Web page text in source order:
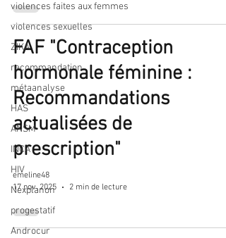
violences faites aux femmes
violences sexuelles
ZIKA
recommandation
métaanalyse
HAS
ANSM
INCA
HIV
Nexplanon
progestatif
Androcur
FAF "Contraception
hormonale féminine :
Recommandations
actualisées de
prescription"
emeline48
17 nov. 2025
2 min de lecture